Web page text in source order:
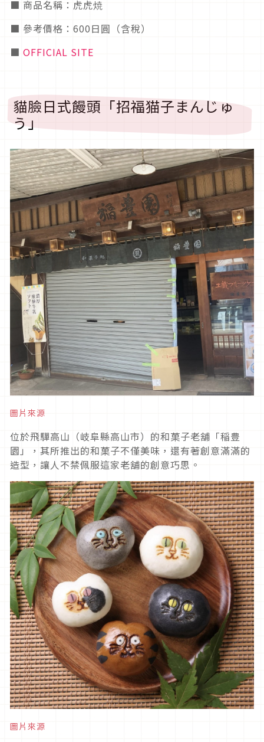
■ 商品名稱：虎虎焼
■ 參考價格：600日圓（含稅）
■ OFFICIAL SITE
貓臉日式饅頭「招福猫子まんじゅ
う」
圖片來源
位於飛驒高山（岐阜縣高山市）的和菓子老舖「稲豊
園」，其所推出的和菓子不僅美味，還有著創意滿滿的
造型，讓人不禁佩服這家老舖的創意巧思。
圖片來源